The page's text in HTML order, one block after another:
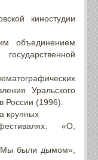
киностудии
объединением
Уральского
России (1996).
крупных
«О,
были дымом»,